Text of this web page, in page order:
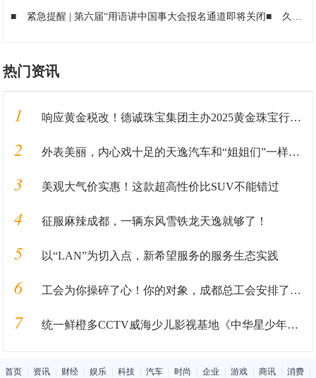
■ 紧急提醒 | 第六届“用语讲中国事大会报名通道即将关闭■ 久愿全球企业家创业峰会，向丽荣获全球优秀企业家荣誉
热门资讯
1 响应黄金税改！德诚珠宝集团主办2025黄金珠宝行业峰会
2 外表美丽，内心戏十足的天逸汽车和“姐姐们”一样，靠实力圈粉
3 美观大气价实惠！这款超高性价比SUV不能错过
4 征服麻辣成都，一辆东风雪铁龙天逸就够了！
5 以“LAN”为切入点，新希望服务的服务生态实践
6 工会为你操碎了心！你的对象，成都总工会安排了！！！
7 统一鲜橙多CCTV威海少儿影视基地《中华星少年》火热报名中
首页 资讯 财经 娱乐 科技 汽车 时尚 企业 游戏 商讯 消费